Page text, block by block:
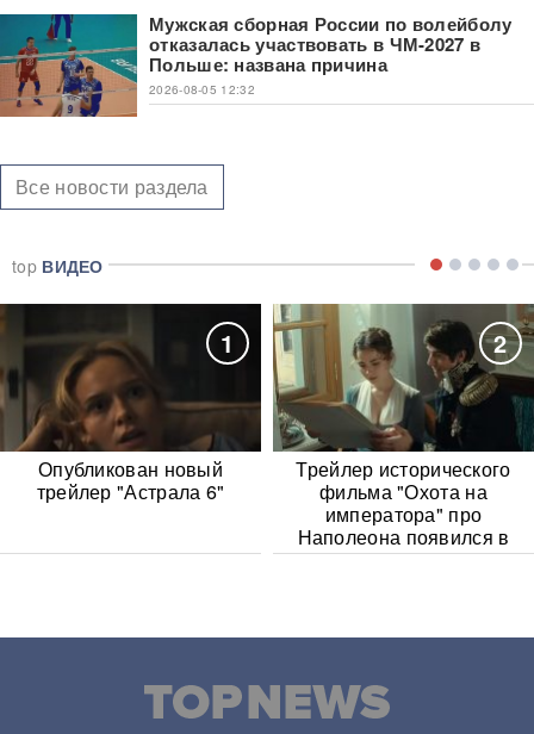
Мужская сборная России по волейболу
отказалась участвовать в ЧМ-2027 в
Польше: названа причина
2026-08-05 12:32
Все новости раздела
top ВИДЕО
1
Опубликован новый
трейлер "Астрала 6"
2
Трейлер исторического
фильма "Охота на
императора" про
Наполеона появился в
Сети